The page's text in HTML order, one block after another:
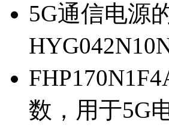
5G通信电源
数，用于5G